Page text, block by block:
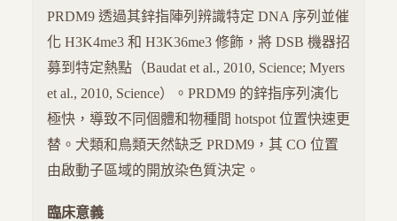
PRDM9 透過其鋅指陣列辨識特定 DNA 序列並催
化 H3K4me3 和 H3K36me3 修飾，將 DSB 機器招
募到特定熱點（Baudat et al., 2010, Science; Myers
et al., 2010, Science）。PRDM9 的鋅指序列演化
極快，導致不同個體和物種間 hotspot 位置快速更
替。犬類和鳥類天然缺乏 PRDM9，其 CO 位置
由啟動子區域的開放染色質決定。
臨床意義